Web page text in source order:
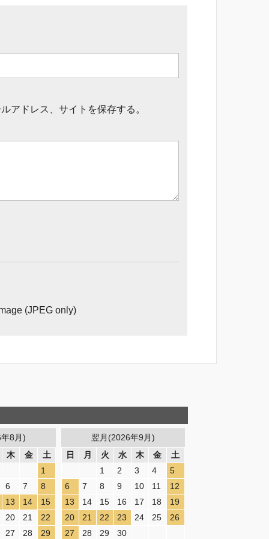
アドレス、サイトを保存する。
(JPEG only)
8月)
木 金
土
1
6 7
8
13 14
15
20 21
22
27 28
29
翌月(2026年9月)
日
月 火 水 木 金
土
1
2 3 4
5
6
7 8 9 10 11
12
13
14 15 16 17 18
19
20
21 22 23 24 25
26
27
28 29
30